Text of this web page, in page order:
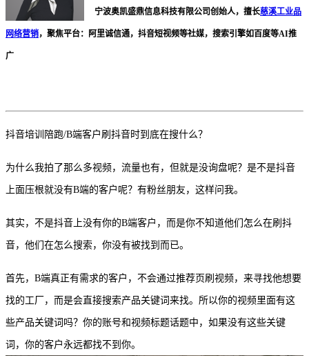
宁波奥凯盛鼎信息科技有限公司创始人，擅长慈溪工业品
网络营销，聚焦平台：阿里诚信通，抖音短视频等社媒，搜索引擎如百度等AI推
广
抖音培训陪跑/B端客户刷抖音时到底在搜什么？
为什么我拍了那么多视频，流量也有，但就是没询盘呢？是不是抖音
上面压根就没有B端的客户呢？有粉丝朋友，这样问我。
其实，不是抖音上没有你的B端客户，而是你不知道他们怎么在刷抖
音，他们在怎么搜索，你没有被找到而已。
首先， B端真正有需求的客户，不会通过推荐页刷视频，来寻找他想要
找的工厂，而是会直接搜索产品关键词来找。所以你的视频里面有这
些产品关键词吗？你的账号和视频标题话题中，如果没有这些关键
词，你的客户永远都找不到你。